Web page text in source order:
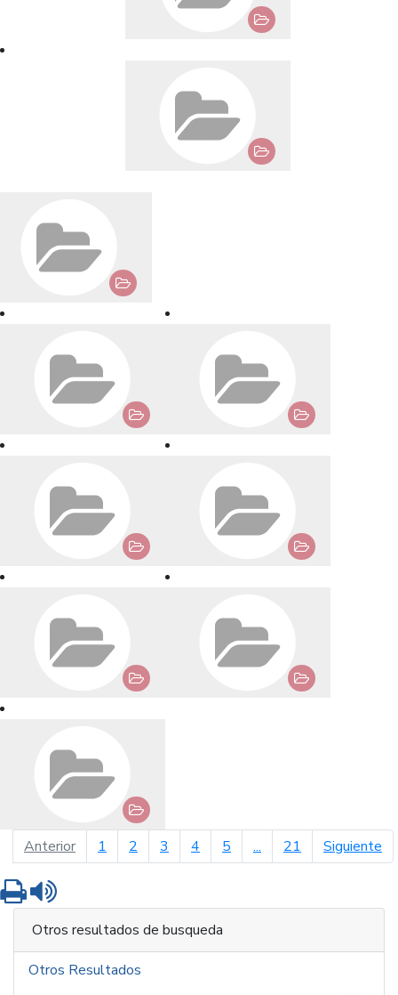
Anteriorpágina anterior
1 2 3 4 5 ... 21 Siguiente
Imprimir
Otros resultados de busqueda
Otros Resultados